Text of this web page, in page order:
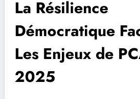
La Résilience
Démocratique
Les Enjeux de
2025